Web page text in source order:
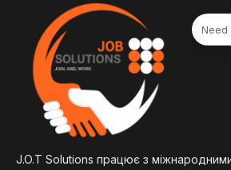
e
J.O.T Solutions працює з
Need